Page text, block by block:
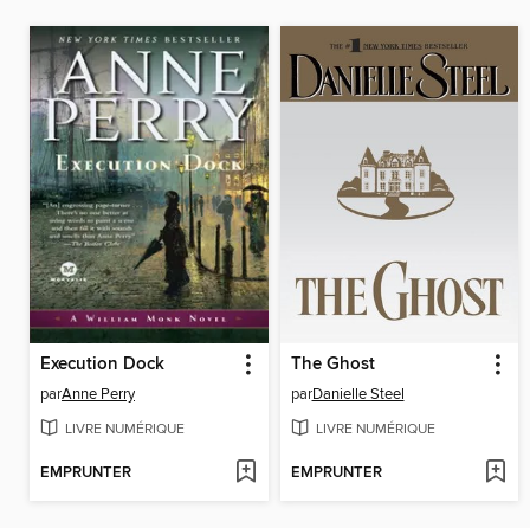
Execution Dock
parAnne Perry
LIVRE NUMÉRIQUE
EMPRUNTER
The Ghost
parDanielle Steel
LIVRE NUMÉRIQUE
EMPRUNTER